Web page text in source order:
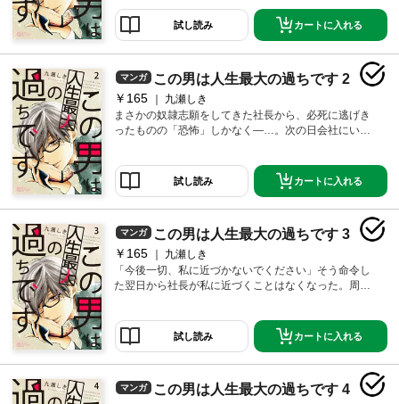
ぬまで大人しくしてください」と盛大なイヤミの応
酬！！なんで知らない奴からここまで言われないとい
めーん わざとでーす」と言ってやった！！！（だがや
りすぎた…）そうしたら翌日、その男が社長として現
れ、しかも私を探しているだ…と…！！？？【恋する
ソワレ】 この作品は「恋するソワレ」2017年Vol．3に
収録されています。
試し読み カートに入れる
マンガ この男は人生最大の過ちです 2
￥165
九瀬しき
まさかの奴隷志願をしてきた社長から、必死に逃げき
ったものの「恐怖」しかなく―…。次の日会社にいっ
淹れようとすると、社長が現れた！「何故あなたのコ
ーヒーを佐藤さんが淹れなければならないのです？」
りませんから！【恋するソワレ】 この作品は「恋する
ソワレ」2017年Vol．3に収録されています。
試し読み カートに入れる
マンガ この男は人生最大の過ちです 3
￥165
九瀬しき
「今後一切、私に近づかないでください」そう命令し
た翌日から社長が私に近づくことはなくなった。周り
クラスでしょ」と言われたけど、元々付き合ってない
し、そうじゃなくても持ってるスペックをチャラにす
る歪みがありますから！！――そうして私をは一人で
クリスマス（つか誕生日）を迎えた…。【恋するソワ
レ】 この作品は「恋するソワレ」2017年Vol．5に収録
試し読み カートに入れる
マンガ この男は人生最大の過ちです 4